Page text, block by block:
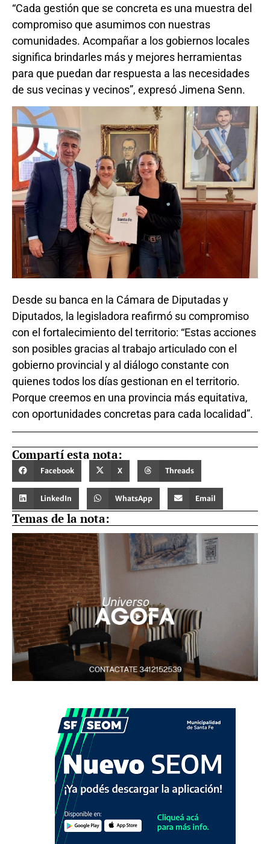
“Cada gestión que se concreta es una muestra del
compromiso que asumimos con nuestras
comunidades. Acompañar a los gobiernos locales
significa brindarles más y mejores herramientas
para que puedan dar respuesta a las necesidades
de sus vecinas y vecinos”, expresó Jimena Senn.
Desde su banca en la Cámara de Diputadas y
Diputados, la legisladora reafirmó su compromiso
con el fortalecimiento del territorio: “Estas acciones
son posibles gracias al trabajo articulado con el
gobierno provincial y al diálogo constante con
quienes todos los días gestionan en el territorio.
Porque creemos en una provincia más equitativa,
con oportunidades concretas para cada localidad”.
Compartí esta nota:
Facebook X Threads
LinkedIn WhatsApp Email
Temas de la nota: